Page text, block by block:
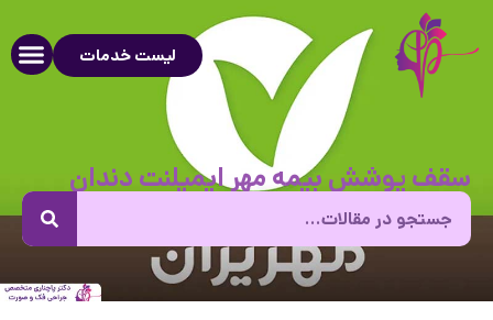
لیست خدمات
سقف پوشش بیمه مهر ایمپلنت دندان